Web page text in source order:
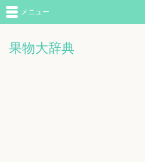
果物大辞典
メニュー